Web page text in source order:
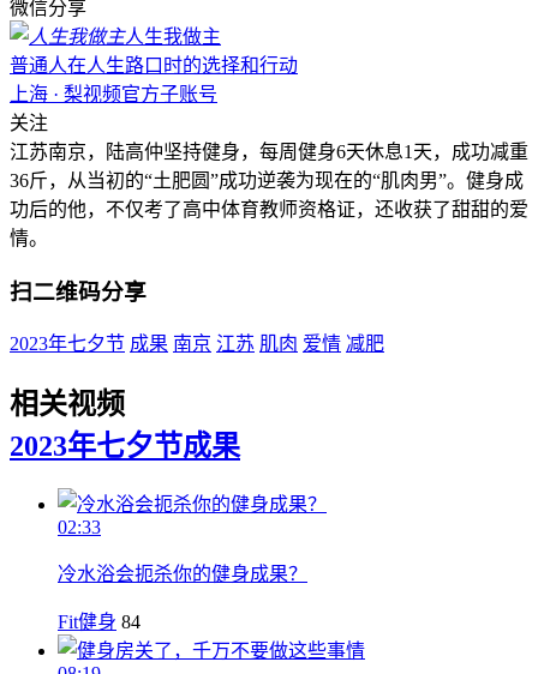
微信分享
人生我做主
普通人在人生路口时的选择和行动
上海 · 梨视频官方子账号
关注
江苏南京，陆高仲坚持健身，每周健身6天休息1天，成功减重
36斤，从当初的“土肥圆”成功逆袭为现在的“肌肉男”。健身成
功后的他，不仅考了高中体育教师资格证，还收获了甜甜的爱
情。
扫二维码分享
2023年七夕节 成果 南京 江苏 肌肉 爱情 减肥
相关视频
2023年七夕节成果
02:33
冷水浴会扼杀你的健身成果？
Fit健身 84